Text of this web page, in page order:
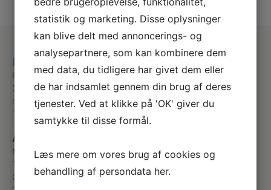
Klinik for fodterapi i Helsingør
Rønnebær Alle 106, st. th
3000 Helsingør
mail@helsingorfodterapi.dk
Telefon
Åbningstider
Mandag
09:00 – 16:00
Tirsdag
Onsdag
09:00 – 16:00
statistik og marketing. Disse oplysninger
kan blive delt med annoncerings- og
analysepartnere, som kan kombinere dem
med data, du tidligere har givet dem eller
de har indsamlet gennem din brug af deres
tjenester. Ved at klikke på 'OK' giver du
samtykke til disse formål.
Læs mere om vores brug af cookies og
behandling af persondata her.